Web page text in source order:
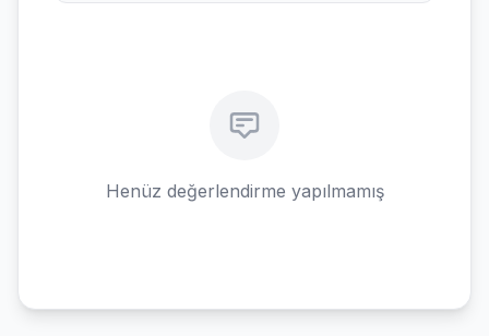
Henüz değerlendirme yapılmamış